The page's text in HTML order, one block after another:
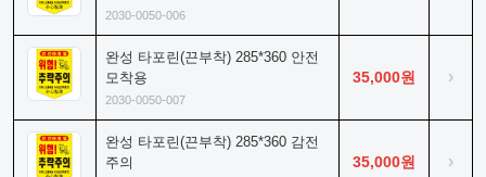
2030-0050-006
완성 타포린(끈부착) 285*360 안전
모착용
2030-0050-007
35,000원 ›
완성 타포린(끈부착) 285*360 감전
주의
35,000원 ›